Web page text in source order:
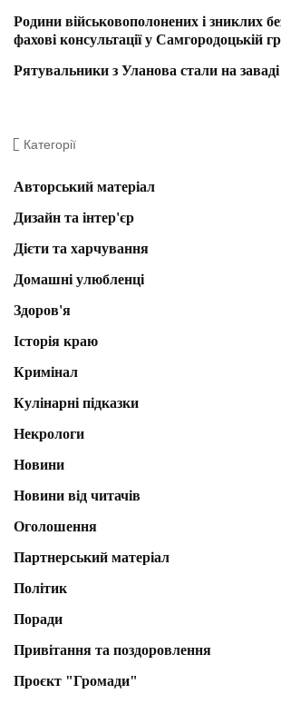
Родини військовополонених і зниклих
фахові консультації у Самгородоцькій
Рятувальники з Уланова стали на
Категорії
Авторський матеріал
Дизайн та інтер'єр
Дієти та харчування
Домашні улюбленці
Здоров'я
Історія краю
Кримінал
Кулінарні підказки
Некрологи
Новини
Новини від читачів
Оголошення
Партнерський матеріал
Політик
Поради
Привітання та поздоровлення
Проєкт "Громади"